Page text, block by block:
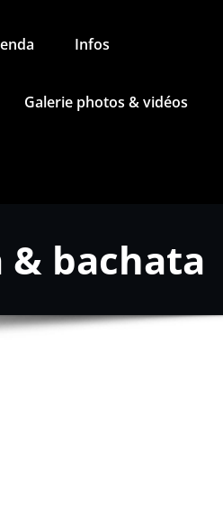
Infos
Galerie photos & vidéos
& bachata